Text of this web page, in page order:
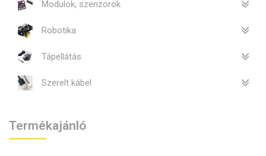
Modulok, szenzorok
Robotika
Tápellátás
Szerelt kábel
Termékajánló